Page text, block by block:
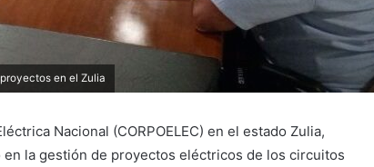
en el Zulia
Nacional (CORPOELEC) en el estado Zulia,
la gestión de proyectos eléctricos de los circuitos